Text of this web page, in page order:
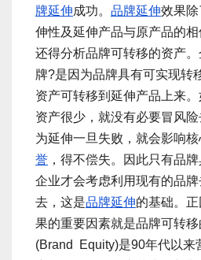
牌延伸成功。 品牌延伸效果
伸性及延伸产品与原产品的相
还得分析品牌可转移的资产
牌?是因为品牌具有可实现转
资产可转移到延伸产品上来
资产很少，就没有必要冒风
为延伸一旦失败，就会影响
誉 ，得不偿失。因此只有品
企业才会考虑利用现有的品牌
去，这是品牌延伸的基础。正
果的重要因素就是品牌可转
(Brand Equity)是90年代以来